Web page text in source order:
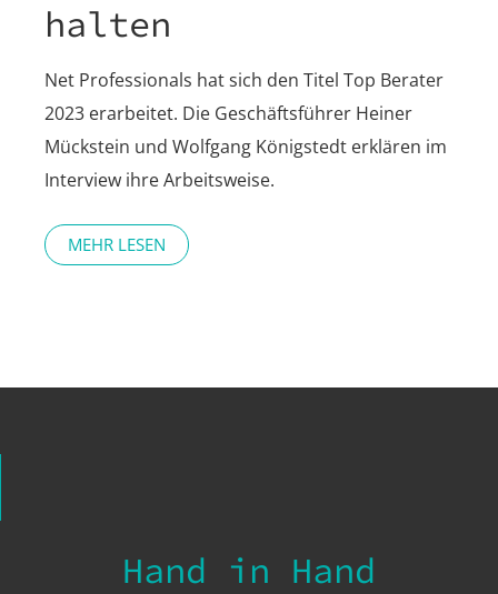
halten
Net Professionals hat sich den Titel Top Berater
2023 erarbeitet. Die Geschäftsführer Heiner
Mückstein und Wolfgang Königstedt erklären im
Interview ihre Arbeitsweise.
MEHR LESEN
Hand in Hand